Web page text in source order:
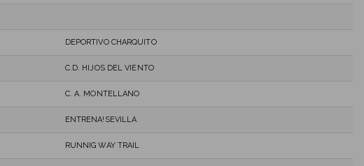
DEPORTIVO CHARQUITO
C.D. HIJOS DEL VIENTO
C. A. MONTELLANO
ENTRENA!SEVILLA
RUNNIG WAY TRAIL